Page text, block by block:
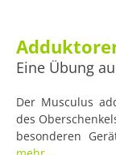
Eine Übung
Der Musculus
des
besonderen